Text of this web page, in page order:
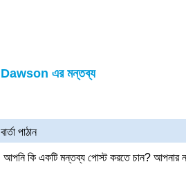
Dawson এর মন্তব্য
বার্তা পাঠান
আপনি কি একটি মন্তব্য পোস্ট করতে চান? আপনার